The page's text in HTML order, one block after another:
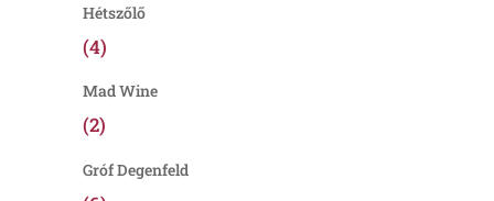
Hétszőlő
(4)
Mad Wine
(2)
Gróf Degenfeld